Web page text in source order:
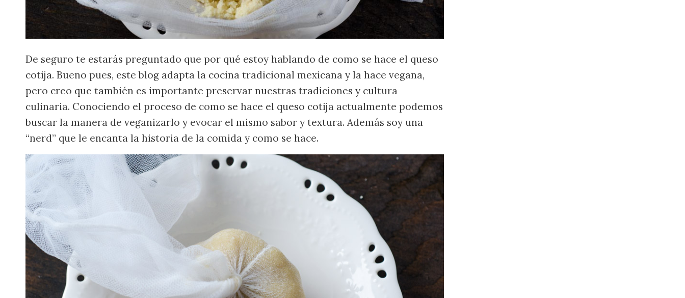
De seguro te estarás preguntado que por qué estoy hablando de como se hace el queso
cotija. Bueno pues, este blog adapta la cocina tradicional mexicana y la hace vegana,
pero creo que también es importante preservar nuestras tradiciones y cultura
culinaria. Conociendo el proceso de como se hace el queso cotija actualmente podemos
buscar la manera de veganizarlo y evocar el mismo sabor y textura. Además soy una
“nerd” que le encanta la historia de la comida y como se hace.